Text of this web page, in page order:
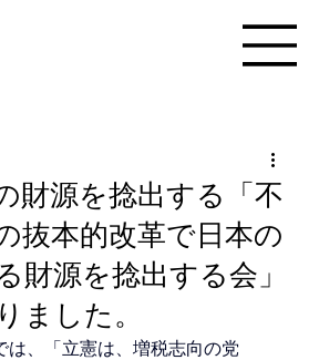
財源を捻出する「不
抜本的改革で日本の
財源を捻出する会」
ました。
、「立憲は、増税志向の党